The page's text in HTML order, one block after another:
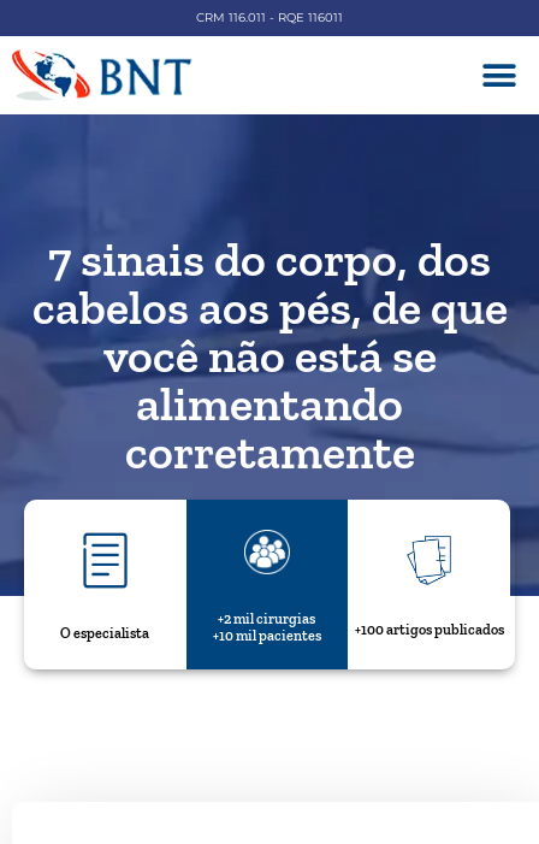
CRM 116.011 - RQE 116011
7 sinais do corpo, dos
cabelos aos pés, de que
você não está se
alimentando
corretamente
O especialista
+2 mil cirurgias
+10 mil pacientes
+100 artigos publicados